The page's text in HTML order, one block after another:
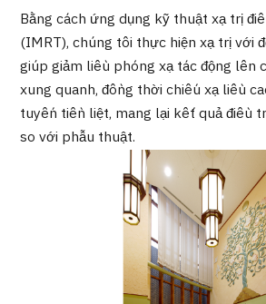
Giới thiệu
Bệnh nhân QT
Về Japan Medical
Quy trình khám chữa bệnh
Tìm theo bộ phận / bệnh
Tìm theo xét nghiệm / phương pháp /
Tìm kiếm y học thẩm mỹ
Nội dung nổi bật
Bằng cách ứng dụng kỹ thuật xạ trị
(IMRT), chúng tôi thực hiện xạ trị với
giúp giảm liều phóng xạ tác động lên
xung quanh, đồng thời chiếu xạ liều
tuyến tiền liệt, mang lại kết quả điều
so với phẫu thuật.